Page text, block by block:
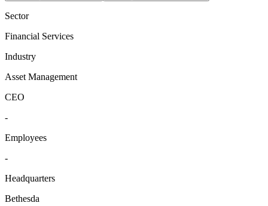
Sector
Financial Services
Industry
Asset Management
CEO
-
Employees
-
Headquarters
Bethesda